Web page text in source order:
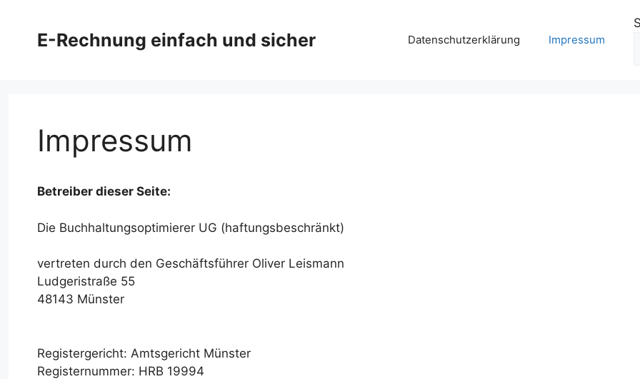
springenE-Rechnung einfach und sicher Datenschutzerklärung Impressum
Impressum
Betreiber dieser Seite:
Die Buchhaltungsoptimierer UG (haftungsbeschränkt)
vertreten durch den Geschäftsführer Oliver Leismann
Ludgeristraße 55
48143 Münster
Registergericht: Amtsgericht Münster
Registernummer: HRB 19994